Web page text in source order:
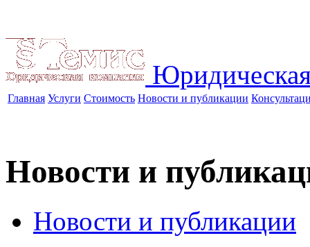
Главная Услуги Стоимость Новости и публикации
Новости и
Новости и публикации